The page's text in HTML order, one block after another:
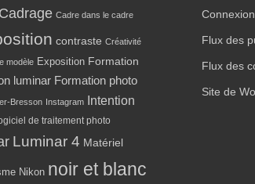
Cadrage Cadre dans le cadre
contraste Créativité
modèle Exposition Formation
luminar Formation photo
Bresson Instagram Intention
de traitement photo
Luminar 4 Matériel
Nikon noir et blanc
Connexion
Flux des
Flux des
Site de